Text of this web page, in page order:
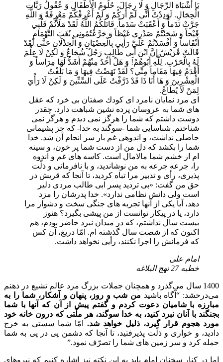
يَا أَشْبَاهَ الرِّجَالِ وَ لَا رِجَالَ، حُلُومُ الْأَطْفَالِ وَ عُقُولُ رَبَّاتِ
الْحِجَالِ. لَوَدِدْتُ أَنِّي لَمْ أَرَكُمْ وَ لَمْ أَعْرِفْكُمْ مَعْرِفَةً وَ اللَّهِ
جَرَّتْ نَدَماً وَ أَعْقَبَتْ سَدَماً. قَاتَلَكُمُ اللَّهُ لَقَدْ مَلَأْتُمْ قَلْبِي
قَيْحاً وَ شَحَنْتُمْ صَدْرِي غَيْظاً وَ جَرَّعْتُمُونِي نُغَبَ التَّهْمَامِ
أَنْفَاساً وَ أَفْسَدْتُمْ عَلَيَّ رَأْيِي بِالْعِصْيَانِ وَ الْخِذْلَانِ حَتَّى لَقَدْ
قَالَتْ قُرَيْشٌ إِنَّ ابْنَ أَبِي طَالِبٍ رَجُلٌ شُجَاعٌ وَ لَكِنْ لَا عِلْمَ
لَهُ بِالْحَرْبِ. لِلَّهِ أَبُوهُمْ! وَ هَلْ أَحَدٌ مِنْهُمْ أَشَدُّ لَهَا مِرَاساً وَ
أَقْدَمُ فِيهَا مَقَاماً مِنِّي؟ لَقَدْ نَهَضْتُ فِيهَا وَ مَا بَلَغْتُ
الْعِشْرِينَ وَ هَا أَنَا ذَا قَدْ ذَرَّفْتُ عَلَى السِّتِّينَ وَ لَكِنْ لَا رَأْيَ
لِمَنْ لَا يُطَاعُ.
اى مرد نمايان نامرد اى كودك صفتان بى خرد كه عقل
هاى شما به عروسان پرده نشين شباهت دارد. چقدر
دوست داشتم كه شما را هرگز نمى ديدم و هرگز نمى
شناختم. شناسايى شما -سوگند به خدا- كه جز پشيمانى
حاصلى نداشت، و اندوهى غم بار سر انجام آن شد. خدا
شما را بكشد كه دل من از دست شما پر خون، و سينه
ام از خشم شما مالامال است. كاسه هاى غم و اندوه
را، جرعه جرعه به من نوشانديد، و با نافرمانى و ذلّت
پذيرى، رأى و تدبير مرا تباه كرديد، تا آنجا كه قريش در
حق من گفت: «بى ترديد پسر ابى طالب مردى دلير
است ولى دانش نظامى ندارد». خدا پدرشان را مزد
دهد، آيا يكى از آنها تجربه هاى جنگى سخت و دشوار مرا
دارد، يا در پيكار توانست از من پيشى بگيرد؟ هنوز
بيست سال نداشتم، كه در ميدان نبرد حاضر بودم، هم
اكنون كه از شصت سال گذشته ام. امّا دريغ، آن كس
كه فرمانش را اجرا نكنند، رأيى نخواهد داشت.
امام علی
خطبه 27 نهج البلاغه
1400 سال می‌گذرد و همچنان جملات بزرگ مرد عالم تشیع در ذهنم
می‌درخشد: “آگاه باشيد من شب و روز، پنهان و آشكار، شما را به
مبارزه با شاميان دعوت كردم و گفتم پيش از آن كه آنها با شما
بجنگند با آنان نبرد كنيد، به خدا سوگند، هر ملّتى كه درون خانه خود
مورد هجوم قرار گيرد، ذليل خواهد شد. امّا شما سستى به خرج
داديد، و خوارى و ذلّت پذيرفتيد، تا آنجا كه دشمن پى در پى به شما
حمله كرد و سر زمين هاى شما را تصرّف نمود.”
اما در کنار سخنان امام باید به این نکته نیز اشاره کنیم که نیروهای